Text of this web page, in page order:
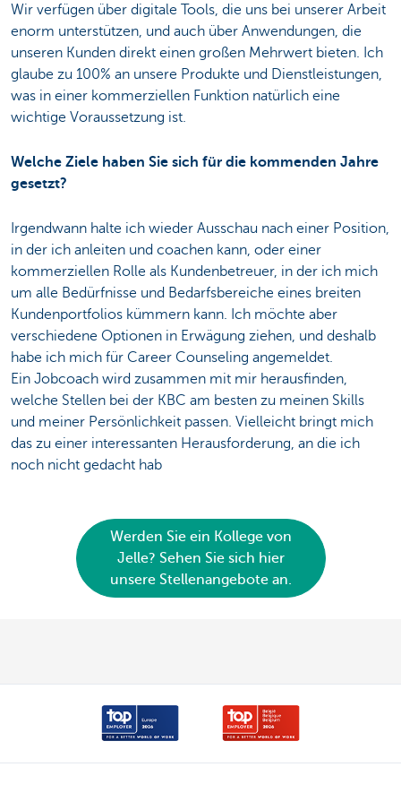
Wir verfügen über digitale Tools, die uns bei unserer Arbeit
enorm unterstützen, und auch über Anwendungen, die
unseren Kunden direkt einen großen Mehrwert bieten. Ich
glaube zu 100% an unsere Produkte und Dienstleistungen,
was in einer kommerziellen Funktion natürlich eine
wichtige Voraussetzung ist.
Welche Ziele haben Sie sich für die kommenden Jahre
gesetzt?
Irgendwann halte ich wieder Ausschau nach einer Position,
in der ich anleiten und coachen kann, oder einer
kommerziellen Rolle als Kundenbetreuer, in der ich mich
um alle Bedürfnisse und Bedarfsbereiche eines breiten
Kundenportfolios kümmern kann. Ich möchte aber
verschiedene Optionen in Erwägung ziehen, und deshalb
habe ich mich für Career Counseling angemeldet.
Ein Jobcoach wird zusammen mit mir herausfinden,
welche Stellen bei der KBC am besten zu meinen Skills
und meiner Persönlichkeit passen. Vielleicht bringt mich
das zu einer interessanten Herausforderung, an die ich
noch nicht gedacht hab
Werden Sie ein Kollege von
Jelle? Sehen Sie sich hier
unsere Stellenangebote an.